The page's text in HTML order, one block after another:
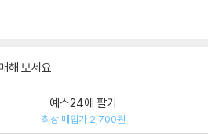
해 보세요.
예스24에 팔기
최상 매입가 2,700원